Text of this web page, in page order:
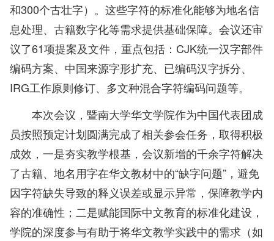
和300个古壮字）。这些字符的标准化能够为地名信
息处理、古籍数字化等需求提供基础保障。会议还审
议了61项提案及文件，重点包括：CJK统一汉字部件
编码方案、中国来源字形扩充、已编码汉字拆分、
IRG工作原则修订、多文种混合字符编码问题等。
本次会议，暨南大学华文学院作为中国代表团成
员按照预定计划圆满完成了相关参会任务，取得积极
成效，一是夯实教学根基，会议新增的千余字符解决
了古籍、地名用字在华文教材中的“缺字问题”，避免
因字符缺失导致的释义误差或显示异常，保障教学内
容的准确性；二是赋能国际中文教育的标准化建设，
学院的深度参与有助于将华文教学实践中的需求（如